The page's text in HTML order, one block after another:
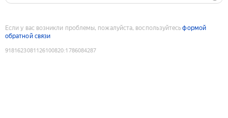
Если у вас возникли проблемы, пожалуйста, воспользуйтесьформой
обратной связи
9181623081126100820:1786084287